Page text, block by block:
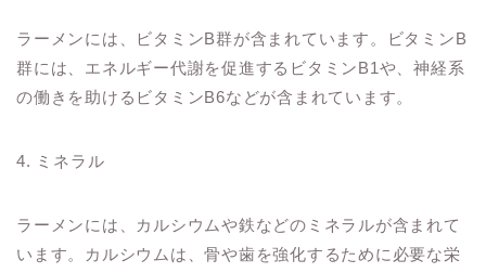
ラーメンには、ビタミンB群が含まれています。ビタミンB
群には、エネルギー代謝を促進するビタミンB1や、神経系
の働きを助けるビタミンB6などが含まれています。
4. ミネラル
ラーメンには、カルシウムや鉄などのミネラルが含まれて
います。カルシウムは、骨や歯を強化するために必要な栄